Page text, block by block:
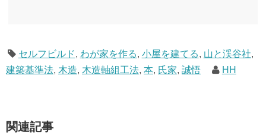
セルフビルド, わが家を作る, 小屋を建てる, 山と渓谷社,
建築基準法, 木造, 木造軸組工法, 本, 氏家, 誠悟 HH
関連記事